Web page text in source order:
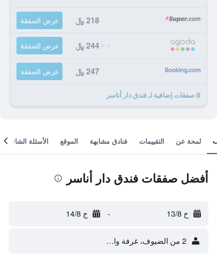
218 ﷼ عرض الصفقة
244 ﷼ عرض الصفقة
247 ﷼ عرض الصفقة
6 صفقات إضافية لـ فندق دار أناسر
لمحة عن التقييمات فنادق مشابهة الموقع الأسئلة الشائعة
أفضل صفقات فندق دار أناسر
خ 13/8 - ج 14/8
2 من الضيوف، غرفة واحدة